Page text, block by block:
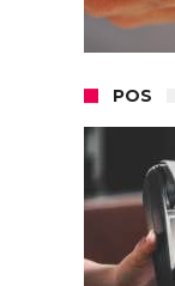
POS